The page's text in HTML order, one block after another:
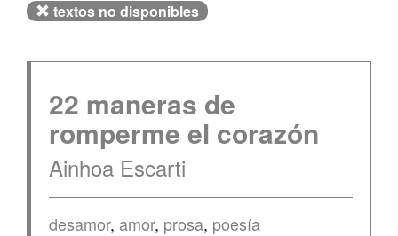
textos no disponibles
22 maneras de
romperme el corazón
Ainhoa Escarti
desamor, amor, prosa, poesía